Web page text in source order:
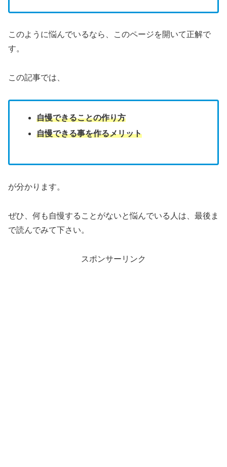
このように悩んでいるなら、このページを開いて正解で
す。
この記事では、
自慢できることの作り方
自慢できる事を作るメリット
が分かります。
ぜひ、何も自慢することがないと悩んでいる人は、最後ま
で読んでみて下さい。
スポンサーリンク